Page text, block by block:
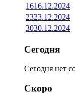
1616.12.2024
2323.12.2024
3030.12.2024
Сегодня
Сегодня нет
Скоро